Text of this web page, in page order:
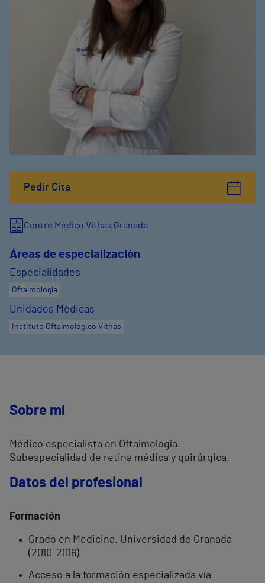
Pedir Cita
Centro Médico Vithas Granada
Áreas de especialización
Especialidades
Oftalmología
Unidades Médicas
Instituto Oftalmológico Vithas
Sobre mí
Médico especialista en Oftalmología.
Subespecialidad de retina médica y quirúrgica.
Datos del profesional
Formación
Grado en Medicina. Universidad de Granada
(2010-2016)
Acceso a la formación especializada vía